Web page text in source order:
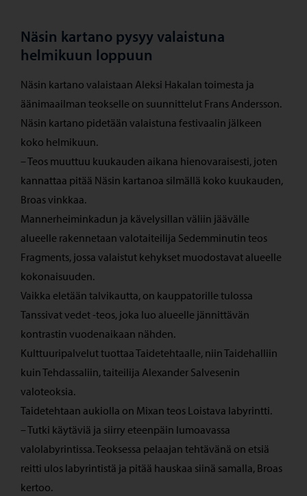
Näsin kartano pysyy valaistuna
helmikuun loppuun
Näsin kartano valaistaan Aleksi Hakalan toimesta ja
äänimaailman teokselle on suunnittelut Frans Andersson.
Näsin kartano pidetään valaistuna festivaalin jälkeen
koko helmikuun.
– Teos muuttuu kuukauden aikana hienovaraisesti, joten
kannattaa pitää Näsin kartanoa silmällä koko kuukauden,
Broas vinkkaa.
Mannerheiminkadun ja kävelysillan väliin jäävälle
alueelle rakennetaan valotaiteilija Sedemminutin teos
Fragments, jossa valaistut kehykset muodostavat alueelle
kokonaisuuden.
Vaikka eletään talvikautta, on kauppatorille tulossa
Tanssivat vedet -teos, joka luo alueelle jännittävän
kontrastin vuodenaikaan nähden.
Kulttuuripalvelut tuottaa Taidetehtaalle, niin Taidehalliin
kuin Tehdassaliin, taiteilija Alexander Salvesenin
valoteoksia.
Taidetehtaan aukiolla on Mixan teos Loistava labyrintti.
– Tutki käytäviä ja siirry eteenpäin lumoavassa
valolabyrintissa. Teoksessa pelaajan tehtävänä on etsiä
reitti ulos labyrintistä ja pitää hauskaa siinä samalla, Broas
kertoo.